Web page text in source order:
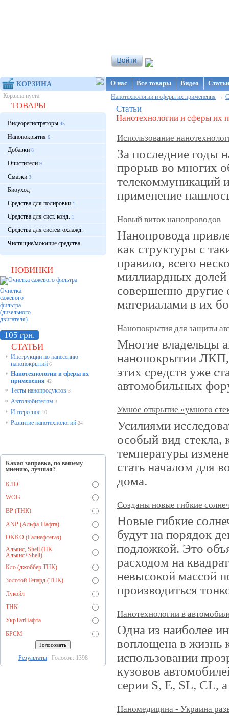
КОРЗИНА
Корзина пуста
ТОВАРЫ
Видеорегистраторы 45
Нанопокрытия 6
Добавки 8
Очистители 9
Смазки 3
Биоуход
Средства для полировки 1
Средства для сист. конд. 1
Средства для систем охлажд.
Чистящие/моющие средства
НОВИНКИ
Очистка
сажевого
фильтра
(дизельного
двигателя)
105 грн.
СТАТЬИ
* Инструкции по нанесению
нанопокрытий 6
* Нанотехнологии и сферы их
применения 42
* Тесты нанопродуктов 3
* Автолюбителям 3
* Интересное 10
* Развитие нанотехнологий 24
Какая заправка, по вашему
мнению, лучшая?
КЛО
WOG
BP (ТНК)
ANP (Альфа-Нафта)
OKKO (Галнефтегаз)
Альянс, Shell (НК
Альянс+Shell)
Кло (джоббер ТНК)
Золотой Гепард (ТНК)
Лукойл
ТНК
УкрТатНафта
БРСМ
РезультатыГолосов: 1398
О нас Все товары Видео
Нанотехнологии и сферы их применения →
Статьи
Нанотехнологии и сферы их
Использование
За последние годы
прорыв во многих
телекоммуникаций
применение
Новый виток нанопроводов
Нанопровода
как структуры с
правило, всего
миллиардных долей
совершенно другие
материалами в их
Нанопокрытия для защиты
Многие владельцы
нанопокрытии ЛКП,
этих средств уже
автомобильных
Умное открытие «умного
Усилиями
особый вид стекла,
температуры
стать началом для
дома.
Созданы новые гибкие
Новые гибкие
будут на порядок
подложкой. Это
расходом на
невысокой массой
производиться
Нанотехнологии в
Одна из наиболее
воплощена в жизнь
использовании
кузовов
серии S, E, SL, CL,
Наномедицина - Украина